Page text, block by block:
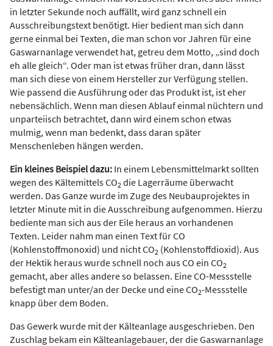
in letzter Sekunde noch auffällt, wird ganz schnell ein
Ausschreibungstext benötigt. Hier bedient man sich dann
gerne einmal bei Texten, die man schon vor Jahren für eine
Gaswarnanlage verwendet hat, getreu dem Motto, „sind doch
eh alle gleich“. Oder man ist etwas früher dran, dann lässt
man sich diese von einem Hersteller zur Verfügung stellen.
Wie passend die Ausführung oder das Produkt ist, ist eher
nebensächlich. Wenn man diesen Ablauf einmal nüchtern und
unparteiisch betrachtet, dann wird einem schon etwas
mulmig, wenn man bedenkt, dass daran später
Menschenleben hängen werden.
Ein kleines Beispiel dazu: In einem Lebensmittelmarkt sollten
wegen des Kältemittels CO2 die Lagerräume überwacht
werden. Das Ganze wurde im Zuge des Neubauprojektes in
letzter Minute mit in die Ausschreibung aufgenommen. Hierzu
bediente man sich aus der Eile heraus an vorhandenen
Texten. Leider nahm man einen Text für CO
(Kohlenstoffmonoxid) und nicht CO2 (Kohlenstoffdioxid). Aus
der Hektik heraus wurde schnell noch aus CO ein CO2
gemacht, aber alles andere so belassen. Eine CO-Messstelle
befestigt man unter/an der Decke und eine CO2-Messstelle
knapp über dem Boden.
Das Gewerk wurde mit der Kälteanlage ausgeschrieben. Den
Zuschlag bekam ein Kälteanlagebauer, der die Gaswarnanlage